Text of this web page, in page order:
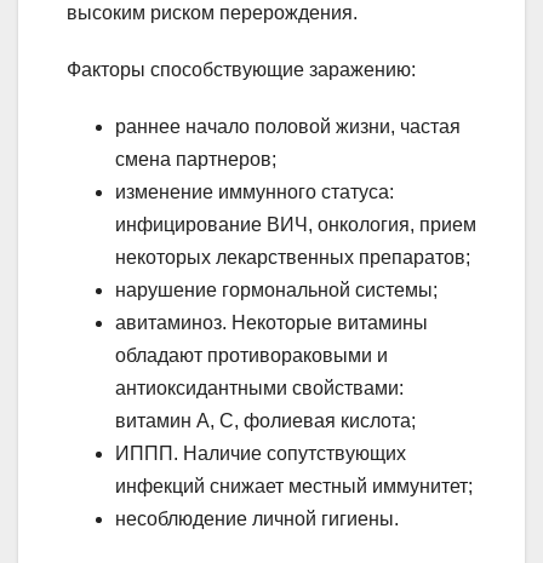
высоким риском перерождения.
Факторы способствующие заражению:
раннее начало половой жизни, частая
смена партнеров;
изменение иммунного статуса:
инфицирование ВИЧ, онкология, прием
некоторых лекарственных препаратов;
нарушение гормональной системы;
авитаминоз. Некоторые витамины
обладают противораковыми и
антиоксидантными свойствами:
витамин А, С, фолиевая кислота;
ИППП. Наличие сопутствующих
инфекций снижает местный иммунитет;
несоблюдение личной гигиены.